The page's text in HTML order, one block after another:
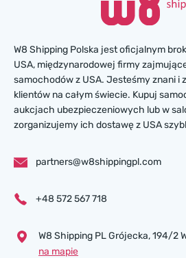
W8 Shipping Polska jest oficjalnym
USA, międzynarodowej firmy
samochodów z USA. Jesteśmy znani i
klientów na całym świecie. Kupuj
aukcjach ubezpieczeniowych lub w
zorganizujemy ich dostawę z USA
partners@w8shippingpl.com
+48 572 567 718
W8 Shipping PL Grójecka , 194/2
na mapie